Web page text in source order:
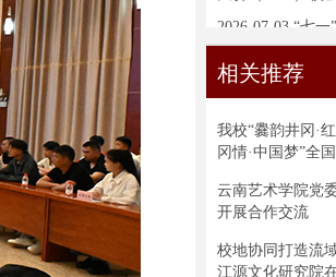
2026-07-03 “七一
合力——学校党
相关推荐
我校“爨韵井冈·
冈情·中国梦”全
云南艺术学院党
开展合作交流
校地协同打造流
江源文化研究院